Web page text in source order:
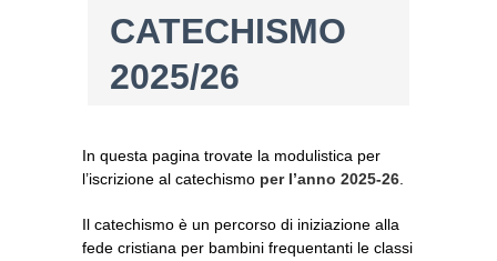
CATECHISMO
2025/26
In questa pagina trovate la modulistica per
l’iscrizione al catechismo per l’anno 2025-26
Il catechismo è un percorso di iniziazione alla
fede cristiana per bambini frequentanti le classi